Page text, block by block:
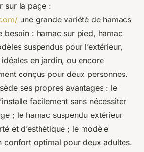
sur la page :
une grande variété de hamacs
besoin : hamac sur pied, hamac
suspendus pour l’extérieur,
en jardin, ou encore
conçus pour deux personnes.
ses propres avantages : le
facilement sans nécessiter
; le hamac suspendu extérieur
et d’esthétique ; le modèle
confort optimal pour deux adultes.